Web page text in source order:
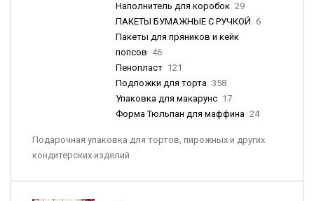
Наполнитель для коробок 29
ПАКЕТЫ БУМАЖНЫЕ С РУЧКОЙ 6
Пакеты для пряников и кейк
попсов 46
Пенопласт 121
Подложки для торта 358
Упаковка для макарунс 17
Форма Тюльпан для маффина 24
Подарочная упаковка для тортов, пирожных и других
кондитерских изделий